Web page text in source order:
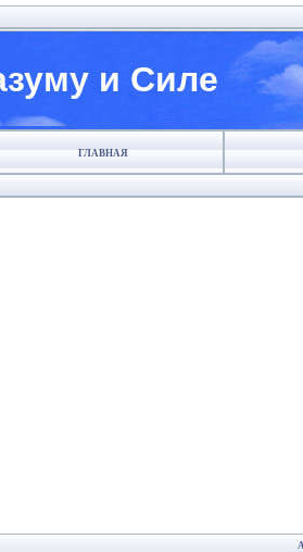
и Силе
ГЛАВНАЯ